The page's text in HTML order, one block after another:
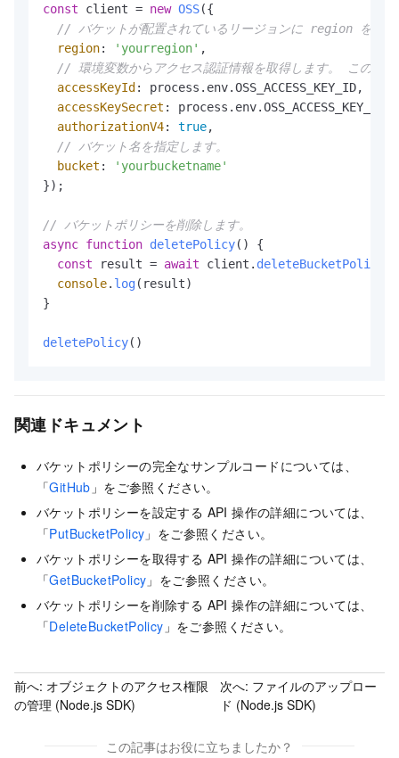
const client = new OSS({
// バケットが配置されているリージョンに region を設
region: 'yourregion' ,
// 環境変数からアクセス認証情報を取得します。 このサン
accessKeyId: process. env.OSS_ACCESS_KEY_ID,
accessKeySecret : process. env.
authorizationV4: true,
// バケット名を指定します。
bucket :
'yourbucketname'
});
// バケットポリシーを削除します。
async function deletePolicy( ) {
const result = await client. deleteBucketPolicy
console. log(result)
}
deletePolicy()
関連ドキュメント
バケットポリシーの完全なサンプルコードについては、
「GitHub 」をご参照ください。
バケットポリシーを設定する API 操作の詳細については、
「PutBucketPolicy 」をご参照ください。
バケットポリシーを取得する API 操作の詳細については、
「GetBucketPolicy 」をご参照ください。
バケットポリシーを削除する API 操作の詳細については、
「DeleteBucketPolicy 」をご参照ください。
前へ: オブジェクトのアクセス権限
の管理 (Node.js SDK)
次へ: ファイルのアップロー
ド (Node.js SDK)
この記事はお役に立ちましたか？